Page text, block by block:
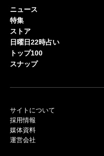
ニュース
特集
ストア
日曜日22時占い
トップ100
スナップ
サイトについて
採用情報
媒体資料
運営会社